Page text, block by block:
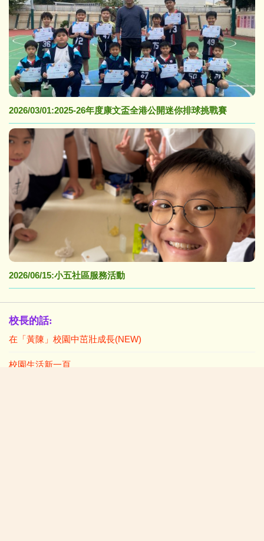
2026/03/01:2025-26年度康文盃全港公開迷你排球挑戰賽
2026/06/15:小五社區服務活動
校長的話:
在「黃陳」校園中茁壯成長(NEW)
校園生活新一頁